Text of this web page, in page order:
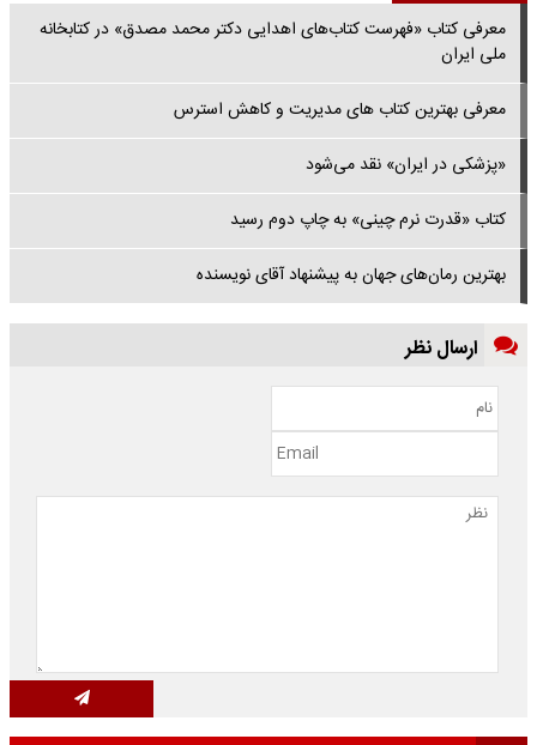
معرفی کتاب «فهرست کتاب‌های اهدایی دکتر محمد مصدق» در کتابخانه
ملی ایران
معرفی بهترین کتاب های مدیریت و کاهش استرس
«پزشکی در ایران» نقد می‌شود
کتاب «قدرت نرم چینی» به چاپ دوم رسید
بهترین رمان‌های جهان به پیشنهاد آقای نویسنده
ارسال نظر